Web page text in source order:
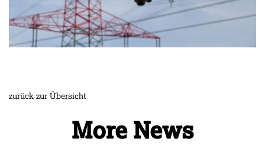
zurück zur Übersicht
More News